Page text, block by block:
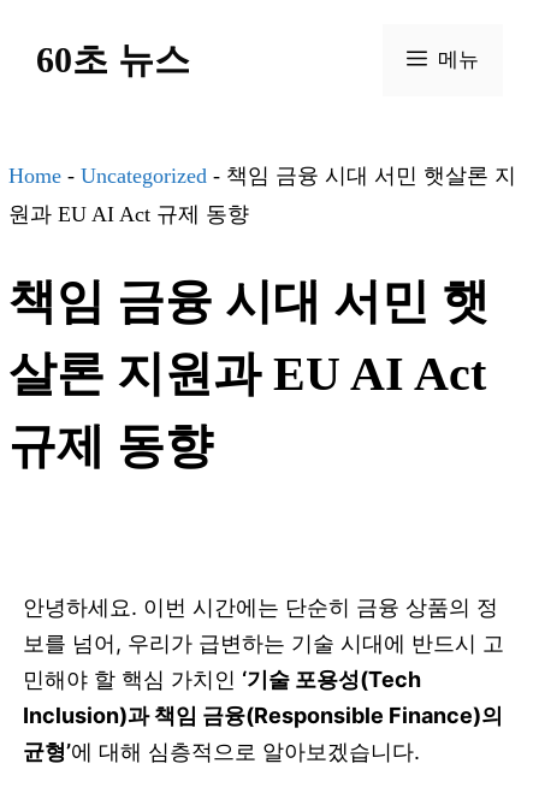
건
너
기
60초 뉴스 메뉴
Home - Uncategorized - 책임 금융 시대 서민 햇살론 지
원과 EU AI Act 규제 동향
책임 금융 시대 서민 햇
살론 지원과 EU AI Act
규제 동향
안녕하세요. 이번 시간에는 단순히 금융 상품의 정
보를 넘어, 우리가 급변하는 기술 시대에 반드시 고
민해야 할 핵심 가치인 ‘기술 포용성(Tech
Inclusion)과 책임 금융(Responsible Finance)의
균형’에 대해 심층적으로 알아보겠습니다.